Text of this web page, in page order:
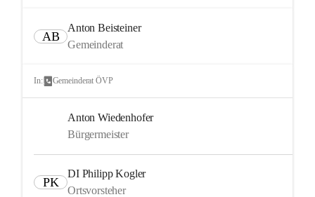
AB
Anton Beisteiner
Gemeinderat
In: Gemeinderat ÖVP
Anton Wiedenhofer
Bürgermeister
PK
DI Philipp Kogler
Ortsvorsteher